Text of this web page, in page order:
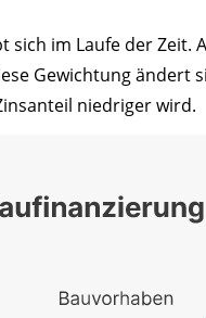
sich im Laufe der Zeit.
Gewichtung ändert
niedriger wird.